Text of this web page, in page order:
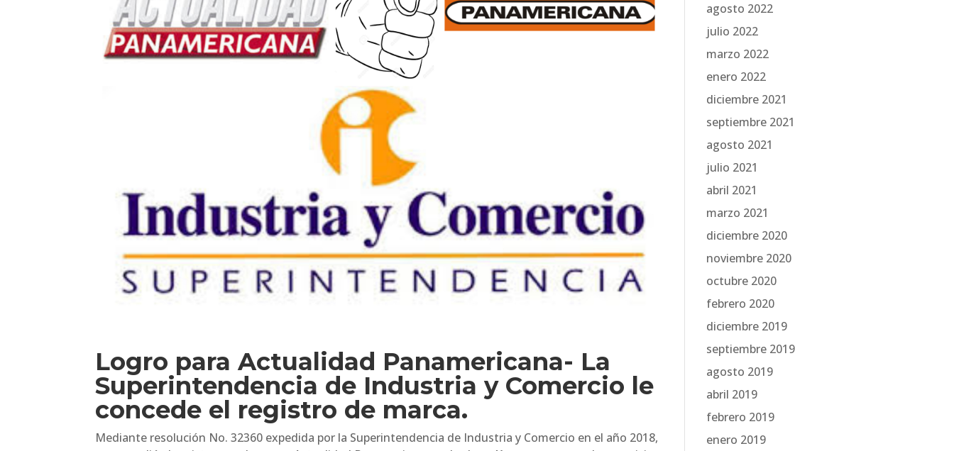
Logro para Actualidad Panamericana- La
Superintendencia de Industria y Comercio le
concede el registro de marca.
Mediante resolución No. 32360 expedida por la Superintendencia de Industria y Comercio en el año 2018,
agosto 2022
julio 2022
marzo 2022
enero 2022
diciembre 2021
septiembre 2021
agosto 2021
julio 2021
abril 2021
marzo 2021
diciembre 2020
noviembre 2020
octubre 2020
febrero 2020
diciembre 2019
septiembre 2019
agosto 2019
abril 2019
febrero 2019
enero 2019